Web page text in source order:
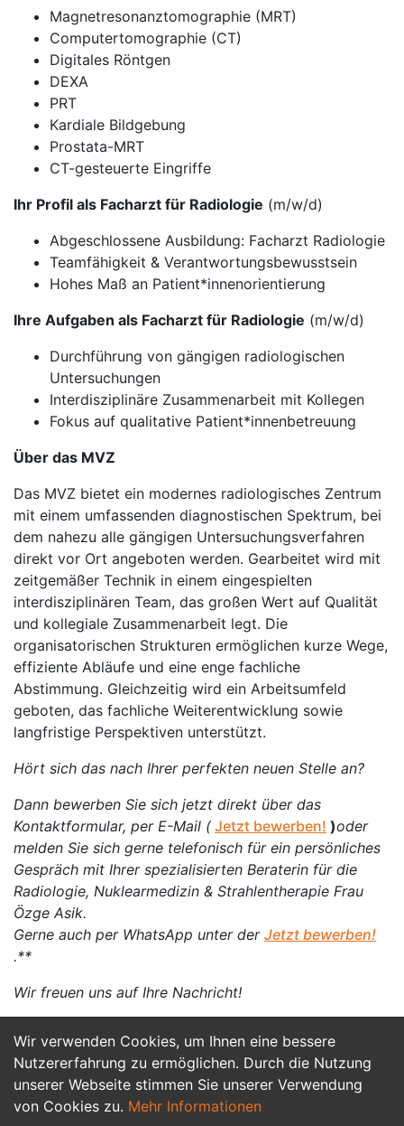
Wir verwenden Cookies, um Ihnen eine bessere
Nutzererfahrung zu ermöglichen. Durch die Nutzung
unserer Webseite stimmen Sie unserer Verwendung
von Cookies zu. Mehr Informationen
Magnetresonanztomographie (MRT)
Computertomographie (CT)
Digitales Röntgen
DEXA
PRT
Kardiale Bildgebung
Prostata-MRT
CT-gesteuerte Eingriffe
Ihr Profil als Facharzt für Radiologie (m/w/d)
Abgeschlossene Ausbildung: Facharzt Radiologie
Teamfähigkeit & Verantwortungsbewusstsein
Hohes Maß an Patient*innenorientierung
Ihre Aufgaben als Facharzt für Radiologie (m/w/d)
Durchführung von gängigen radiologischen
Untersuchungen
Interdisziplinäre Zusammenarbeit mit Kollegen
Fokus auf qualitative Patient*innenbetreuung
Über das MVZ
Das MVZ bietet ein modernes radiologisches Zentrum
mit einem umfassenden diagnostischen Spektrum, bei
dem nahezu alle gängigen Untersuchungsverfahren
direkt vor Ort angeboten werden. Gearbeitet wird mit
zeitgemäßer Technik in einem eingespielten
interdisziplinären Team, das großen Wert auf Qualität
und kollegiale Zusammenarbeit legt. Die
organisatorischen Strukturen ermöglichen kurze Wege,
effiziente Abläufe und eine enge fachliche
Abstimmung. Gleichzeitig wird ein Arbeitsumfeld
geboten, das fachliche Weiterentwicklung sowie
langfristige Perspektiven unterstützt.
Hört sich das nach Ihrer perfekten neuen Stelle an?
Dann bewerben Sie sich jetzt direkt über das
Kontaktformular, per E-Mail ( Jetzt bewerben! )oder
melden Sie sich gerne telefonisch für ein persönliches
Gespräch mit Ihrer spezialisierten Beraterin für die
Radiologie, Nuklearmedizin & Strahlentherapie Frau
Özge Asik.
Gerne auch per WhatsApp unter der Jetzt bewerben!
.**
Wir freuen uns auf Ihre Nachricht!
Jetzt Bewerben